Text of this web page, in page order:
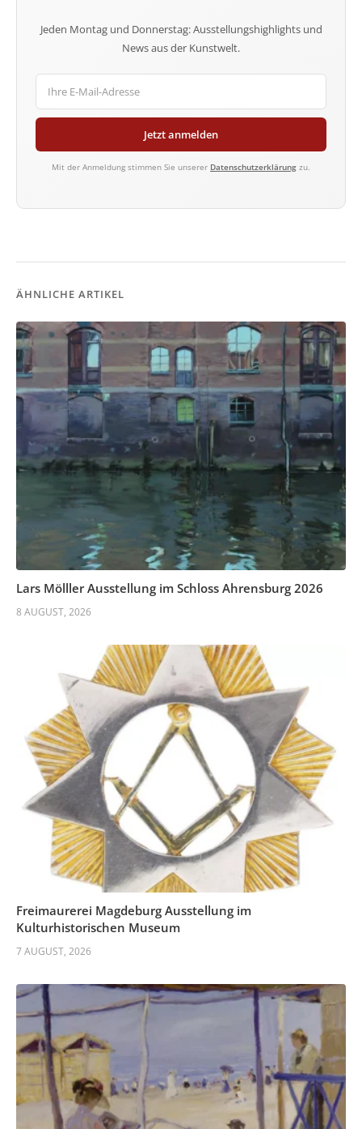
Jeden Montag und Donnerstag: Ausstellungshighlights und
News aus der Kunstwelt.
Jetzt anmelden
Mit der Anmeldung stimmen Sie unserer Datenschutzerklärung zu.
ÄHNLICHE ARTIKEL
Lars Mölller Ausstellung im Schloss Ahrensburg 2026
8 AUGUST, 2026
Freimaurerei Magdeburg Ausstellung im
Kulturhistorischen Museum
7 AUGUST, 2026